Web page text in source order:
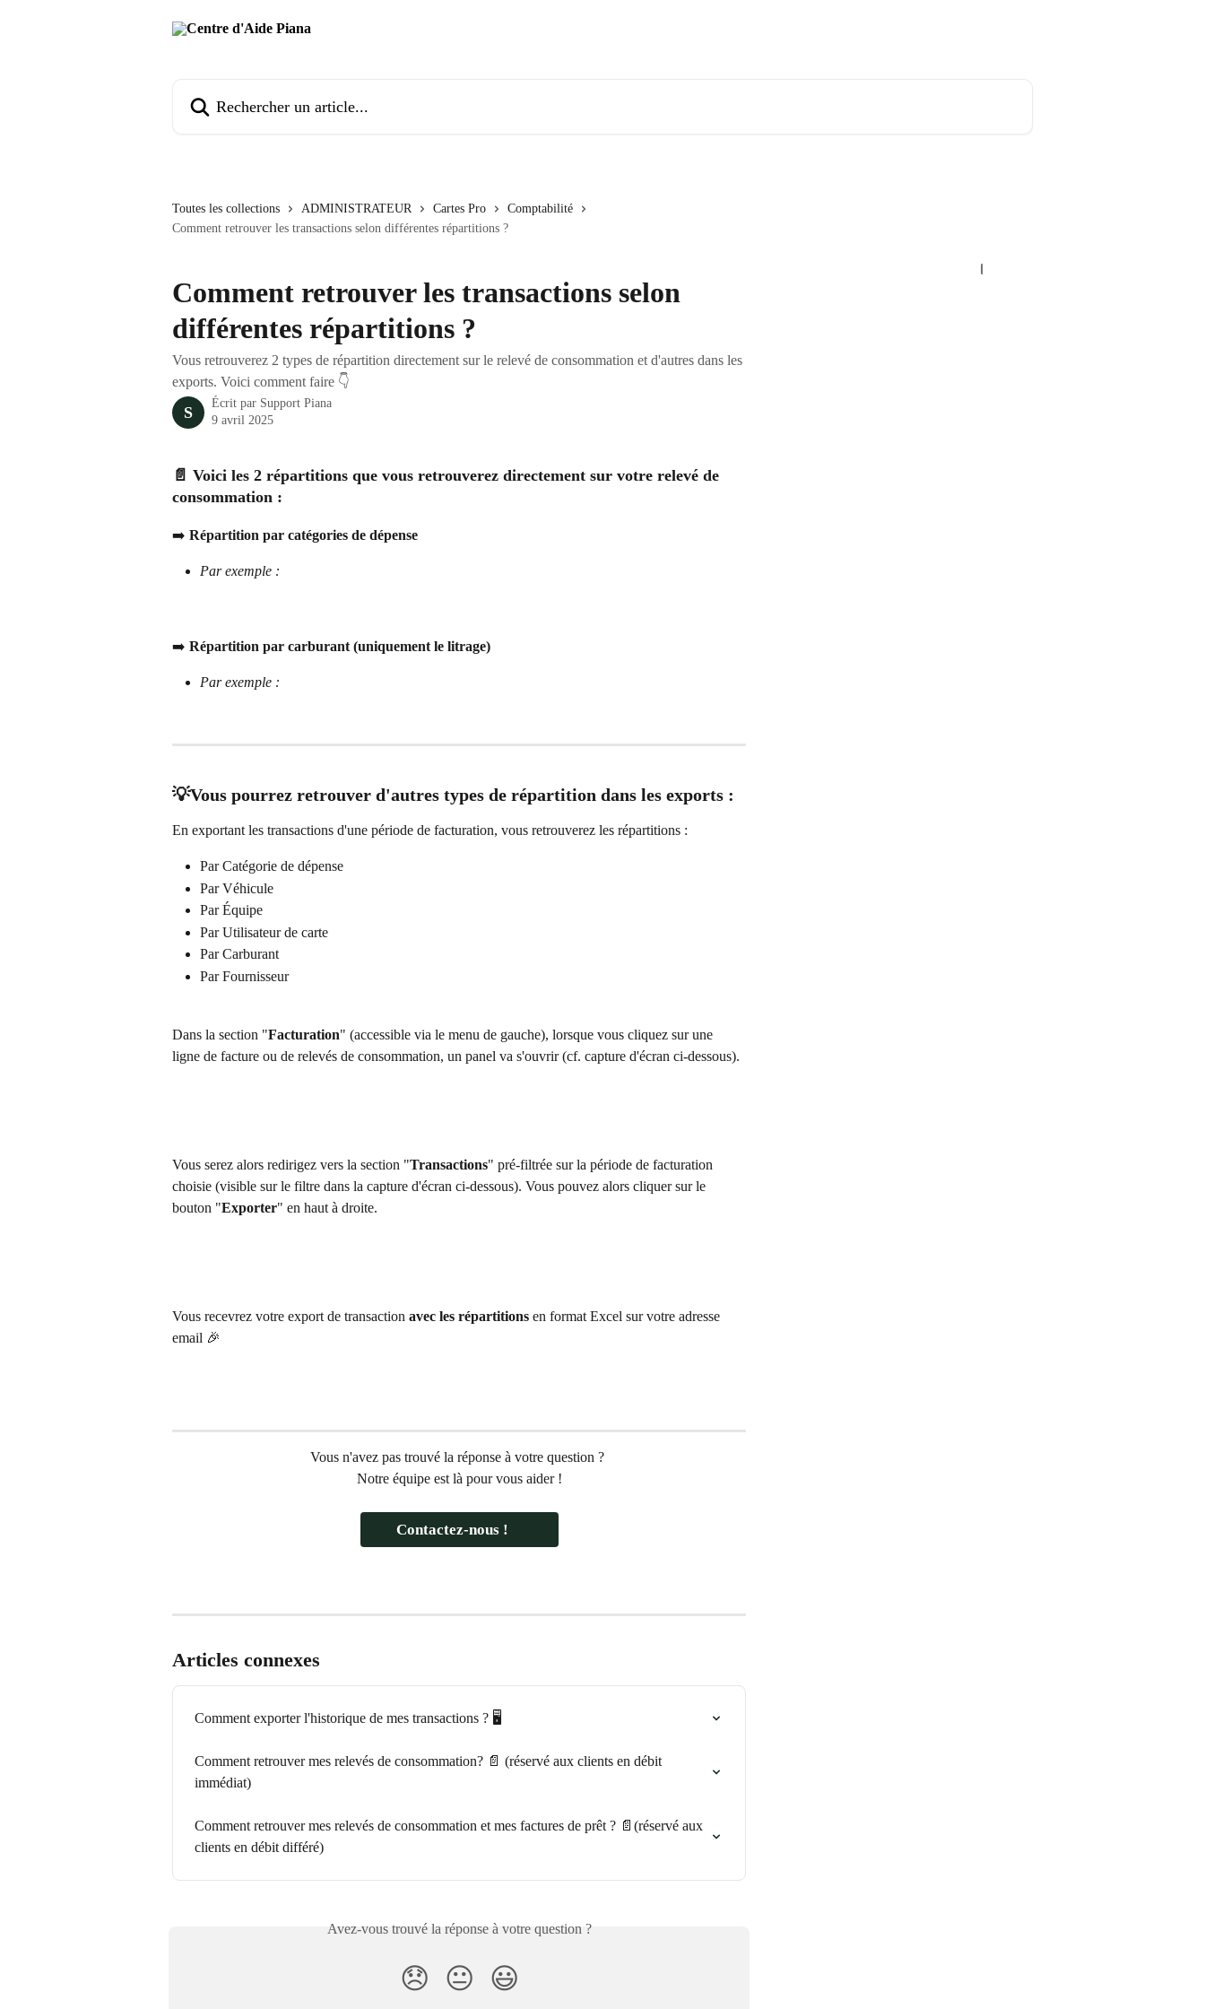
Toutes les collections ADMINISTRATEUR Cartes Pro
Comptabilité
Comment retrouver les transactions selon différentes répartitions ?
Comment retrouver les transactions selon
différentes répartitions ?
Vous retrouverez 2 types de répartition directement sur le relevé de consommation et d'autres dans les
exports. Voici comment faire 👇
S
Écrit par Support Piana
9 avril 2025
📄 Voici les 2 répartitions que vous retrouverez directement sur votre relevé de
consommation :
➡️ Répartition par catégories de dépense
Par exemple :
➡️ Répartition par carburant (uniquement le litrage)
Par exemple :
💡Vous pourrez retrouver d'autres types de répartition dans les exports :
En exportant les transactions d'une période de facturation, vous retrouverez les répartitions :
Par Catégorie de dépense
Par Véhicule
Par Équipe
Par Utilisateur de carte
Par Carburant
Par Fournisseur
Dans la section "Facturation" (accessible via le menu de gauche), lorsque vous cliquez sur une
ligne de facture ou de relevés de consommation, un panel va s'ouvrir (cf. capture d'écran ci-dessous).
Vous serez alors redirigez vers la section "Transactions" pré-filtrée sur la période de facturation
choisie (visible sur le filtre dans la capture d'écran ci-dessous). Vous pouvez alors cliquer sur le
bouton "Exporter" en haut à droite.
Vous recevrez votre export de transaction avec les répartitions en format Excel sur votre adresse
email 🎉
Vous n'avez pas trouvé la réponse à votre question ?
Notre équipe est là pour vous aider !
Contactez-nous !
Articles connexes
Comment exporter l'historique de mes transactions ? 🖥️
Comment retrouver mes relevés de consommation? 📄 (réservé aux clients en débit
immédiat)
Comment retrouver mes relevés de consommation et mes factures de prêt ? 📄(réservé aux
clients en débit différé)
Avez-vous trouvé la réponse à votre question ?
😞 😐 😃